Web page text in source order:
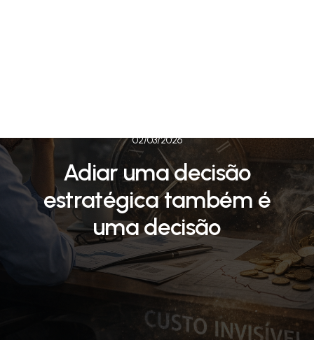
02/03/2026
Adiar uma decisão
estratégica também é
uma decisão